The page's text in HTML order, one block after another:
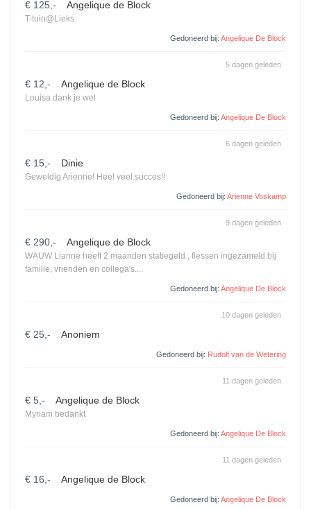
€ 125,- Angelique de Block
T-tuin@Lieks
Gedoneerd bij: Angelique De Block
€ 12,- Angelique de Block
Louisa dank je wel
5 dagen geleden
Gedoneerd bij: Angelique De Block
€ 15,- Dinie
Geweldig Arienne! Heel veel succes!!
6 dagen geleden
Gedoneerd bij: Arienne Voskamp
€ 290,- Angelique de Block
WAUW Lianne heeft 2 maanden statiegeld , flessen ingezameld bij
familie, vrienden en collega's....
9 dagen geleden
Gedoneerd bij: Angelique De Block
€ 25,- Anoniem
10 dagen geleden
Gedoneerd bij: Rudolf van de Wetering
€ 5,- Angelique de Block
Myriam bedankt
11 dagen geleden
Gedoneerd bij: Angelique De Block
€ 16,- Angelique de Block
11 dagen geleden
Gedoneerd bij: Angelique De Block